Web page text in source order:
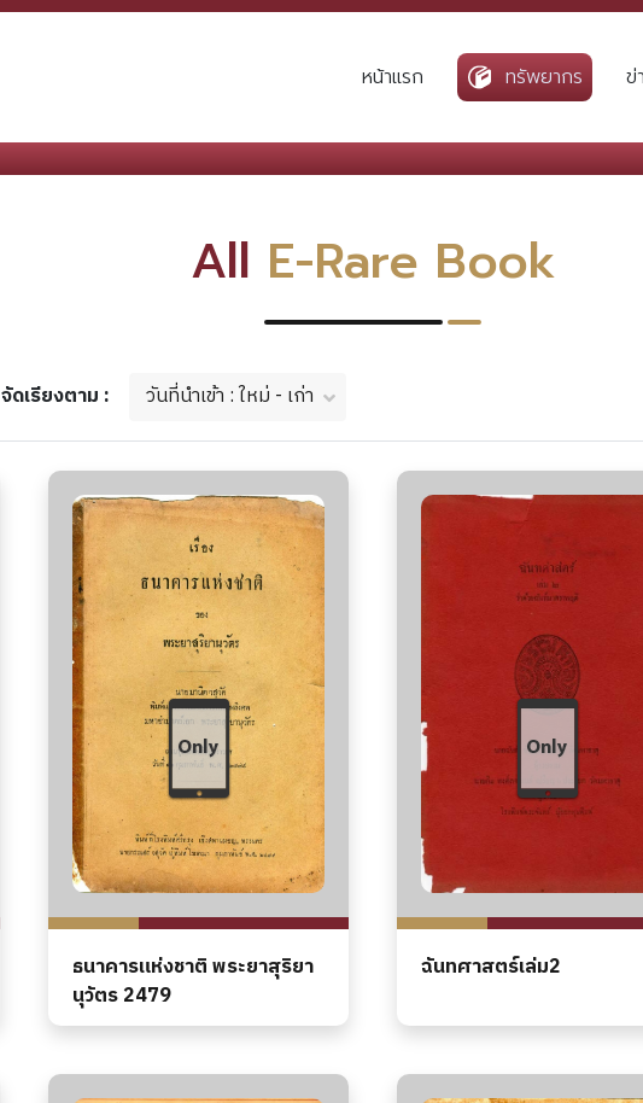
หน้าแรก ทรัพยากร ข่
All E-Rare Book
จัดเรียงตาม : วันที่นำเข้า : ใหม่ - เก่า
ธนาคารแห่งชาติ พระยาสุริยา
นุวัตร 2479
ฉันทศาสตร์เล่ม2